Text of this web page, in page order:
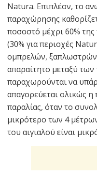
Natura. Επιπλέον, το
παραχώρησης
ποσοστό μέχρι 60%
(30% για περιοχές
ομπρελών, ξαπλωστρών
απαραίτητο μεταξύ
παραχωρούνται να
απαγορεύεται ολικώς
παραλίας, όταν το
μικρότερο των 4
του αιγιαλού είναι